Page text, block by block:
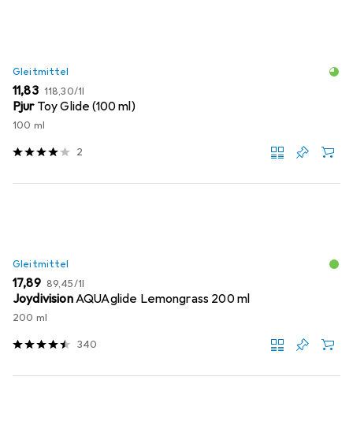
Gleitmittel
EUR
11,83 EUR
118,30/1l
Pjur Toy Glide (100 ml)
100 ml
2
Gleitmittel
EUR
17,89 EUR
89,45/1l
JoydivisionAQUAglide Lemongrass 200 ml
200 ml
340